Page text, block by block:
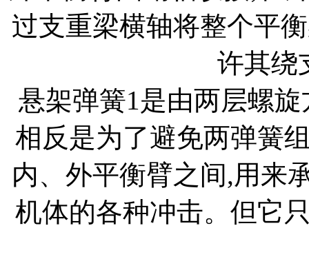
过支重梁横轴将整个平
许其绕
悬架弹簧1是由两层螺
相反是为了避免两弹簧
内、外平衡臂之间,用来
机体的各种冲击。但它